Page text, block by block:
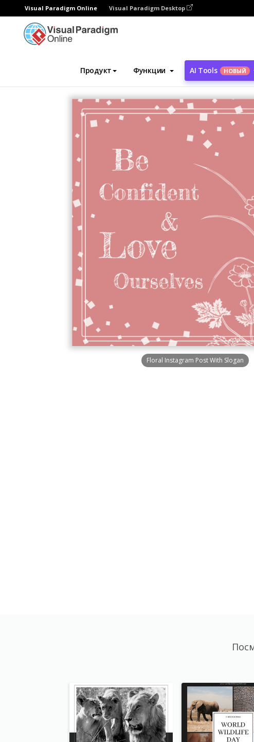
Visual Paradigm Online Visual Paradigm Desktop
Продукт Функции AI Tools НОВЫЙ
Инструмент графического дизайна Шаблоны
Floral Instagram Post With Slogan